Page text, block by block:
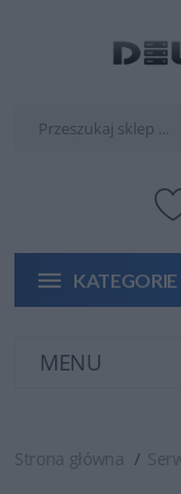
KATEGORIE
MENU
Strona główna